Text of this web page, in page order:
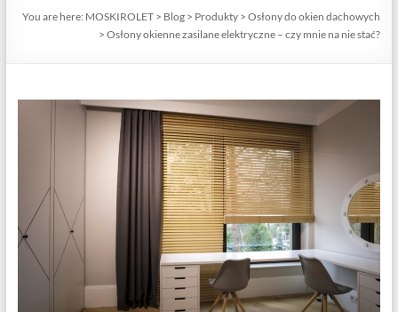
You are here: MOSKIROLET > Blog > Produkty >Osłony do okien dachowych
>Osłony okienne zasilane elektryczne – czy mnie na nie stać?